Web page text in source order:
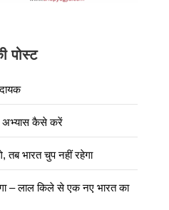
पोस्ट
अभ्यास कैसे करें
भारत चुप नहीं रहेगा
– लाल किले से एक नए भारत का